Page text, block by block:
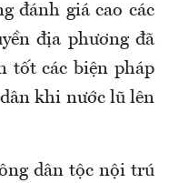
đánh giá cao các
địa phương đã
tốt các biện pháp
khi nước lũ lên
dân tộc nội trú